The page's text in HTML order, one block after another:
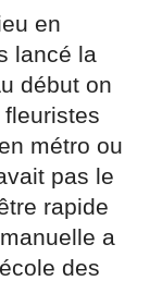
en
lancé la
début on
fleuristes
métro ou
pas le
rapide
a
des